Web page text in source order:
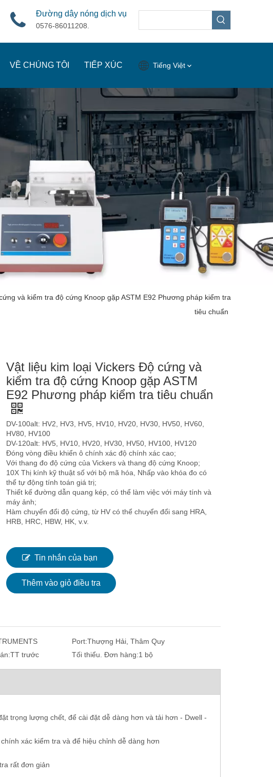
Đường dây nóng dịch vụ
0576-86011208.
VỀ CHÚNG TÔI TIẾP XÚC Tiếng Việt
và kiểm tra độ cứng Knoop gặp ASTM E92 Phương pháp kiểm tra
tiêu chuẩn
nhỏ gấp đôi
Indenter
Vickers Hardness Machine Unit HV có
Vật liệu kim loại Vickers Độ cứng và
kiểm tra độ cứng Knoop gặp ASTM
E92 Phương pháp kiểm tra tiêu chuẩn
DV-100alt: HV2, HV3, HV5, HV10, HV20, HV30, HV50, HV60,
HV80, HV100
DV-120alt: HV5, HV10, HV20, HV30, HV50, HV100, HV120
Đóng vòng điều khiển ô chính xác độ chính xác cao;
Với thang đo độ cứng của Vickers và thang độ cứng Knoop;
10X Thị kính kỹ thuật số với bộ mã hóa, Nhấp vào khóa đo có
thể tự động tính toán giá trị;
Thiết kế đường dẫn quang kép, có thể làm việc với máy tính và
máy ảnh;
Hàm chuyển đổi độ cứng, từ HV có thể chuyển đổi sang HRA,
HRB, HRC, HBW, HK, v.v.
Tin nhắn của bạn
Thêm vào giỏ điều tra
Port:Thượng Hải, Thâm Quy
TT trước Tối thiểu. Đơn hàng:1 bộ
trọng lượng chết, để cài đặt dễ dàng hơn và tải hơn - Dwell -
xác kiểm tra và để hiệu chỉnh dễ dàng hơn
rất đơn giản